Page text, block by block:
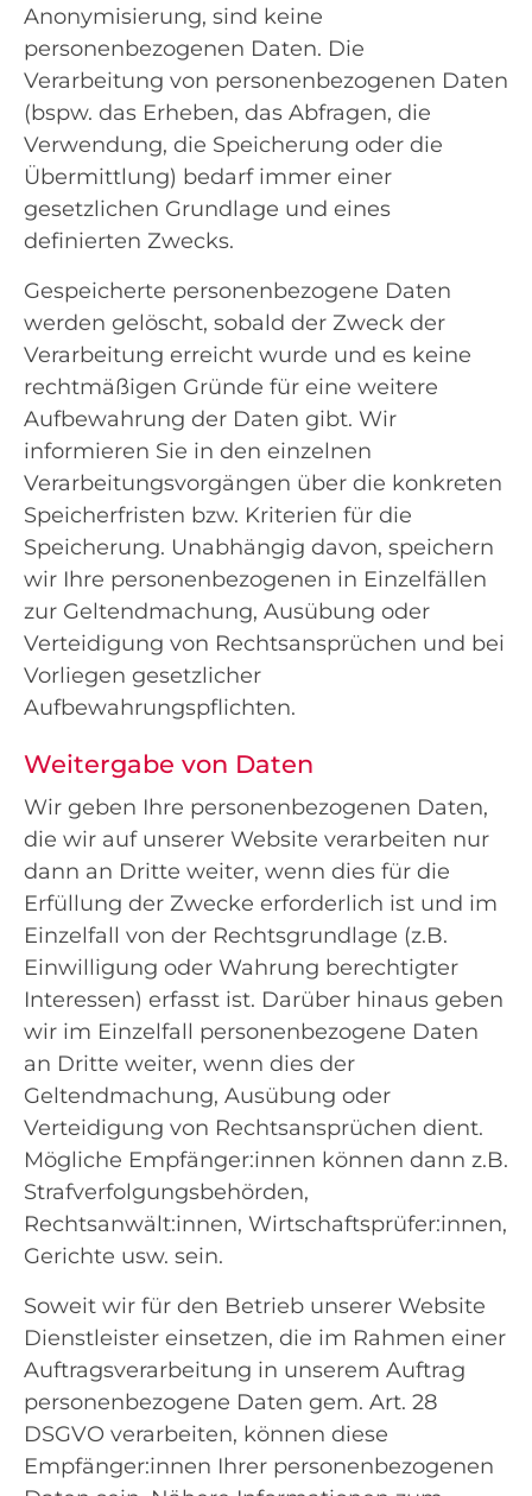
Anonymisierung, sind keine
personenbezogenen Daten. Die
Verarbeitung von personenbezogenen Daten
(bspw. das Erheben, das Abfragen, die
Verwendung, die Speicherung oder die
Übermittlung) bedarf immer einer
gesetzlichen Grundlage und eines
definierten Zwecks.
Gespeicherte personenbezogene Daten
werden gelöscht, sobald der Zweck der
Verarbeitung erreicht wurde und es keine
rechtmäßigen Gründe für eine weitere
Aufbewahrung der Daten gibt. Wir
informieren Sie in den einzelnen
Verarbeitungsvorgängen über die konkreten
Speicherfristen bzw. Kriterien für die
Speicherung. Unabhängig davon, speichern
wir Ihre personenbezogenen in Einzelfällen
zur Geltendmachung, Ausübung oder
Verteidigung von Rechtsansprüchen und bei
Vorliegen gesetzlicher
Aufbewahrungspflichten.
Weitergabe von Daten
Wir geben Ihre personenbezogenen Daten,
die wir auf unserer Website verarbeiten nur
dann an Dritte weiter, wenn dies für die
Erfüllung der Zwecke erforderlich ist und im
Einzelfall von der Rechtsgrundlage (z.B.
Einwilligung oder Wahrung berechtigter
Interessen) erfasst ist. Darüber hinaus geben
wir im Einzelfall personenbezogene Daten
an Dritte weiter, wenn dies der
Geltendmachung, Ausübung oder
Verteidigung von Rechtsansprüchen dient.
Mögliche Empfänger:innen können dann z.B.
Strafverfolgungsbehörden,
Rechtsanwält:innen, Wirtschaftsprüfer:innen,
Gerichte usw. sein.
Soweit wir für den Betrieb unserer Website
Dienstleister einsetzen, die im Rahmen einer
Auftragsverarbeitung in unserem Auftrag
personenbezogene Daten gem. Art. 28
DSGVO verarbeiten, können diese
Empfänger:innen Ihrer personenbezogenen